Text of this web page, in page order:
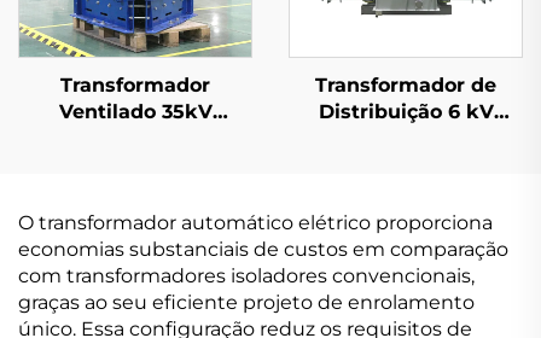
Transformador
Ventilado 35kV
Transformador de
Distribuição 6 kV
O transformador automático elétrico proporciona
economias substanciais de custos em comparação
com transformadores isoladores convencionais,
graças ao seu eficiente projeto de enrolamento
único. Essa configuração reduz os requisitos de